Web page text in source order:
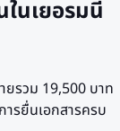
นเยอรมนี
ยรวม 19,500 บาท
รยื่นเอกสารครบ